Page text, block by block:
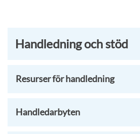
Handledning och stöd
Resurser för handledning
Handledarbyten